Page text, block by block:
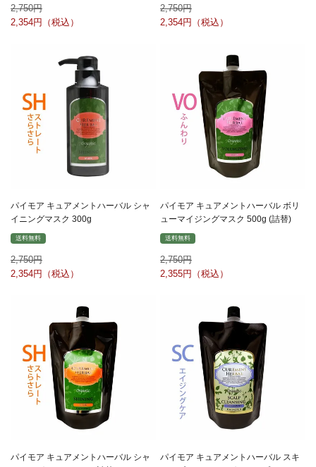
2,750
2,354
2,750
2,354
パイモア キュアメントハーバル シャ
イニングマスク 300g
送料無料
2,750
2,354
パイモア キュアメントハーバル ボリ
ューマイジングマスク 500g (詰替)
送料無料
2,750
2,355
パイモア キュアメントハーバル シャ
パイモア キュアメントハーバル スキ